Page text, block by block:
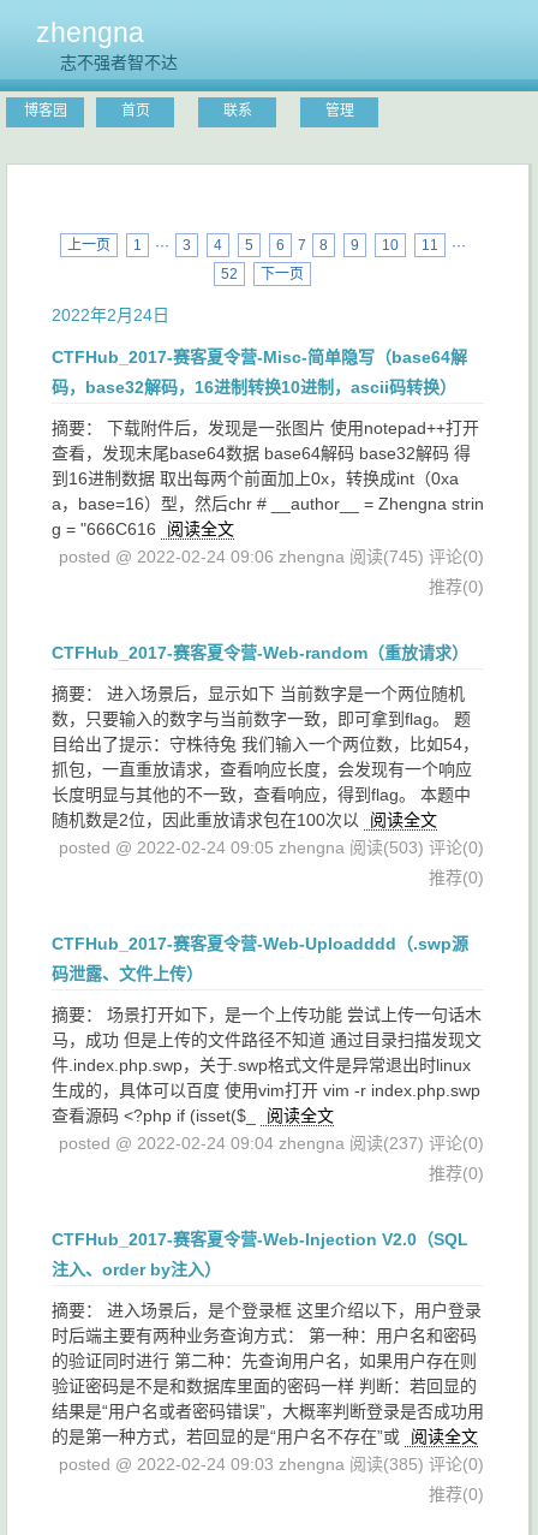
zhengna
志不强者智不达
博客园 首页 联系 管理
上一页 1 ··· 3 4 5 6 7 8 9 10 11
···
52
下一页
2022年2月24日
CTFHub_2017-赛客夏令营-Misc-简单隐写（base64解
码，base32解码，16进制转换10进制，ascii码转换）
摘要： 下载附件后，发现是一张图片 使用notepad++打开
查看，发现末尾base64数据 base64解码 base32解码 得
到16进制数据 取出每两个前面加上0x，转换成int（0xa
a，base=16）型，然后chr # __author__ = Zhengna strin
g = "666C616
阅读全文
posted @ 2022-02-24 09:06 zhengna 阅读(745) 评论(0)
推荐(0)
CTFHub_2017-赛客夏令营-Web-random（重放请求）
摘要： 进入场景后，显示如下 当前数字是一个两位随机
数，只要输入的数字与当前数字一致，即可拿到flag。 题
目给出了提示：守株待兔 我们输入一个两位数，比如54，
抓包，一直重放请求，查看响应长度，会发现有一个响应
长度明显与其他的不一致，查看响应，得到flag。 本题中
随机数是2位，因此重放请求包在100次以
阅读全文
posted @ 2022-02-24 09:05 zhengna 阅读(503) 评论(0)
推荐(0)
CTFHub_2017-赛客夏令营-Web-Uploadddd（.swp源
码泄露、文件上传）
摘要： 场景打开如下，是一个上传功能 尝试上传一句话木
马，成功 但是上传的文件路径不知道 通过目录扫描发现文
件.index.php.swp，关于.swp格式文件是异常退出时linux
生成的，具体可以百度 使用vim打开 vim -r index.php.swp
查看源码 <?php if (isset($_
阅读全文
posted @ 2022-02-24 09:04 zhengna 阅读(237) 评论(0)
推荐(0)
CTFHub_2017-赛客夏令营-Web-Injection V2.0（SQL
注入、order by注入）
摘要： 进入场景后，是个登录框 这里介绍以下，用户登录
时后端主要有两种业务查询方式： 第一种：用户名和密码
的验证同时进行 第二种：先查询用户名，如果用户存在则
验证密码是不是和数据库里面的密码一样 判断：若回显的
结果是“用户名或者密码错误”，大概率判断登录是否成功用
的是第一种方式，若回显的是“用户名不存在”或
阅读全文
posted @ 2022-02-24 09:03 zhengna 阅读(385) 评论(0)
推荐(0)